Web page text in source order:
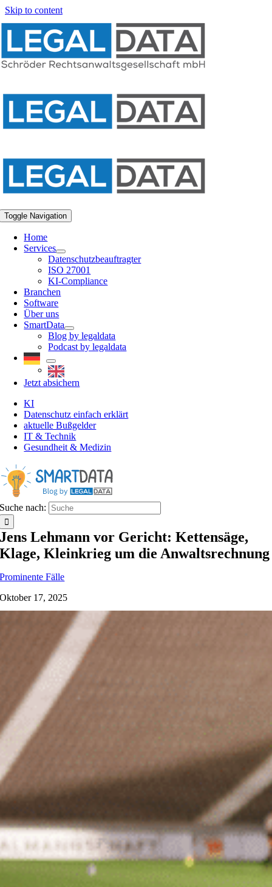
Skip to content
Toggle Navigation
Home
Services
Datenschutzbeauftragter
ISO 27001
KI-Compliance
Branchen
Software
Über uns
SmartData
Blog by legaldata
Podcast by legaldata
Jetzt absichern
KI
Datenschutz einfach erklärt
aktuelle Bußgelder
IT & Technik
Gesundheit & Medizin
Suche nach:
Jens Lehmann vor Gericht: Kettensäge,
Klage, Kleinkrieg um die Anwaltsrechnung
Prominente Fälle
Oktober 17, 2025